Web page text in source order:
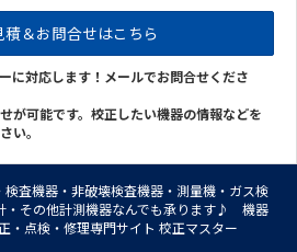
積＆お問合せはこちら
に対応します！メールでお問合せくださ
が可能です。校正したい機器の情報などを
い。
査機器・非破壊検査機器・測量機・ガス検
・その他計測機器なんでも承ります♪ 機器
・点検・修理専門サイト 校正マスター